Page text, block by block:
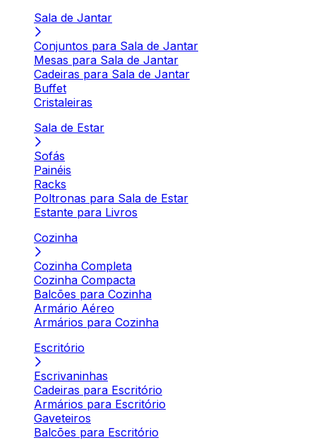
Sala de Jantar
Conjuntos para Sala de Jantar
Mesas para Sala de Jantar
Cadeiras para Sala de Jantar
Buffet
Cristaleiras
Sala de Estar
Sofás
Painéis
Racks
Poltronas para Sala de Estar
Estante para Livros
Cozinha
Cozinha Completa
Cozinha Compacta
Balcões para Cozinha
Armário Aéreo
Armários para Cozinha
Escritório
Escrivaninhas
Cadeiras para Escritório
Armários para Escritório
Gaveteiros
Balcões para Escritório